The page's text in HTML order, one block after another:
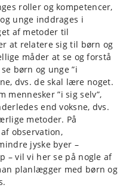
roller og kompetencer,
unge inddrages i
af metoder til
at relatere sig til børn og
måder at se og forstå
børn og unge ”i
dvs. de skal lære noget.
mennesker ”i sig selv”,
end voksne, dvs.
metoder. På
observation,
jyske byer –
– vil vi her se på nogle af
planlægger med børn og